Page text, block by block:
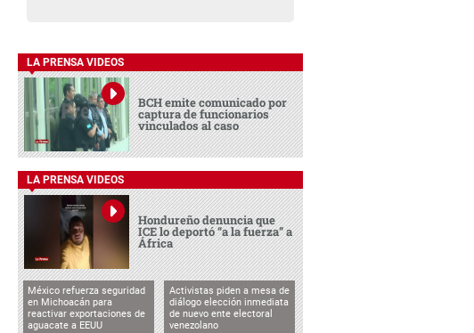
LA PRENSA VIDEOS
BCH emite comunicado por
captura de funcionarios
vinculados al caso
LA PRENSA VIDEOS
Hondureño denuncia que
ICE lo deportó “a la fuerza” a
África
México refuerza seguridad
en Michoacán para
reactivar exportaciones de
aguacate a EEUU
Activistas piden a mesa de
diálogo elección inmediata
de nuevo ente electoral
venezolano